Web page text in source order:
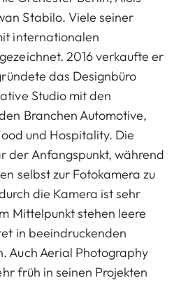
Stabilo. Viele seiner
internationalen
2016 verkaufte er
das Designbüro
Studio mit den
Branchen Automotive,
und Hospitality. Die
der Anfangspunkt, während
selbst zur Fotokamera zu
die Kamera ist sehr
Mittelpunkt stehen leere
in beeindruckenden
Auch Aerial Photography
früh in seinen Projekten